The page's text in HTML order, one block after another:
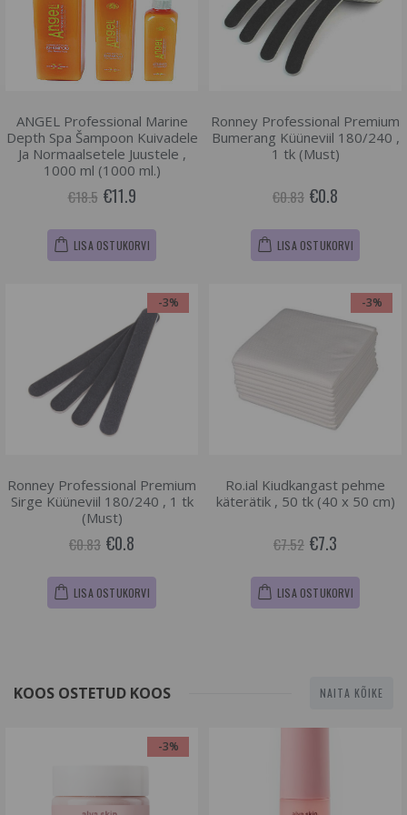
ANGEL Professional Marine
Depth Spa Šampoon Kuivadele
Ja Normaalsetele Juustele ,
1000 ml (1000 ml.)
€18.5 €11.9
LISA OSTUKORVI
Ronney Professional Premium
Bumerang Küüneviil 180/240 ,
1 tk (Must)
€0.83 €0.8
LISA OSTUKORVI
-3%
Ronney Professional Premium
Sirge Küüneviil 180/240 , 1 tk
(Must)
€0.83 €0.8
LISA OSTUKORVI
-3%
Ro.ial Kiudkangast pehme
käterätik , 50 tk (40 x 50 cm)
€7.52 €7.3
LISA OSTUKORVI
KOOS OSTETUD KOOS NAITA KÕIKE
-3%